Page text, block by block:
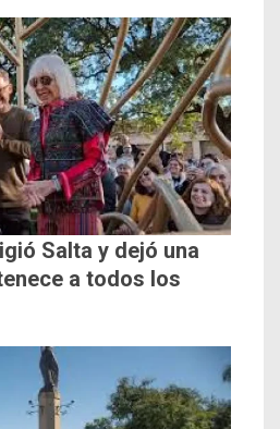
Salta y dejó una
a todos los